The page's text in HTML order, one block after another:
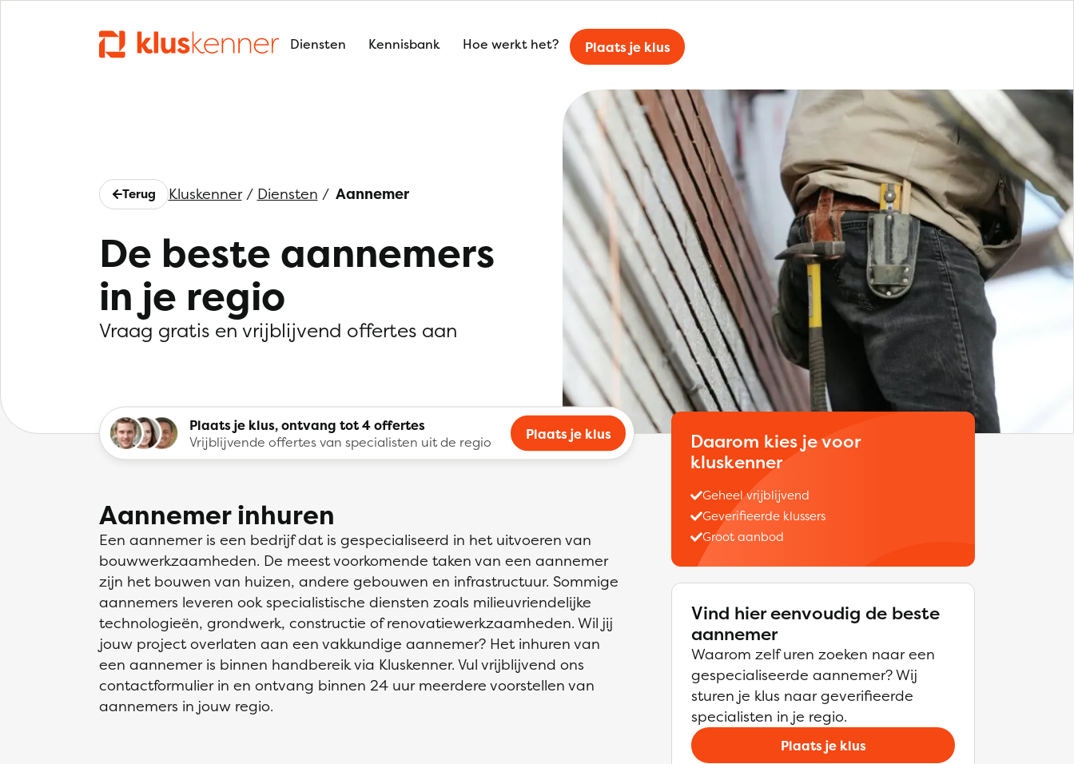
Diensten Kennisbank Hoe werkt het? Plaats je klus
Terug Kluskenner/ Diensten / Aannemer
De beste aannemers
in je regio
Vraag gratis en vrijblijvend offertes aan
Plaats je klus, ontvang tot 4 offertes
Vrijblijvende offertes van specialisten uit de regio
Plaats je klus
Aannemer inhuren
Een aannemer is een bedrijf dat is gespecialiseerd in het uitvoeren van
bouwwerkzaamheden. De meest voorkomende taken van een aannemer
zijn het bouwen van huizen, andere gebouwen en infrastructuur. Sommige
aannemers leveren ook specialistische diensten zoals milieuvriendelijke
technologieën, grondwerk, constructie of renovatiewerkzaamheden. Wil jij
jouw project overlaten aan een vakkundige aannemer? Het inhuren van
een aannemer is binnen handbereik via Kluskenner. Vul vrijblijvend ons
contactformulier in en ontvang binnen 24 uur meerdere voorstellen van
aannemers in jouw regio.
Daarom kies je voor
kluskenner
Geheel vrijblijvend
Geverifieerde klussers
Groot aanbod
Vind hier eenvoudig de beste
aannemer
Waarom zelf uren zoeken naar een
gespecialiseerde aannemer? Wij
sturen je klus naar geverifieerde
specialisten in je regio.
Plaats je klus